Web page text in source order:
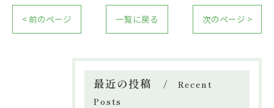
< 前のページ 一覧に戻る 次のページ >
最近の投稿
Recent
Posts